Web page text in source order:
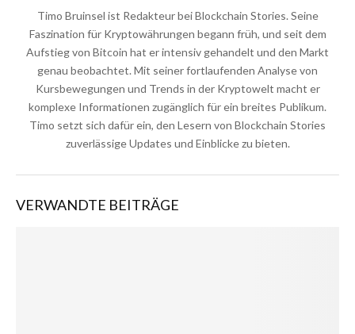
Timo Bruinsel ist Redakteur bei Blockchain Stories. Seine
Faszination für Kryptowährungen begann früh, und seit dem
Aufstieg von Bitcoin hat er intensiv gehandelt und den Markt
genau beobachtet. Mit seiner fortlaufenden Analyse von
Kursbewegungen und Trends in der Kryptowelt macht er
komplexe Informationen zugänglich für ein breites Publikum.
Timo setzt sich dafür ein, den Lesern von Blockchain Stories
zuverlässige Updates und Einblicke zu bieten.
VERWANDTE BEITRÄGE